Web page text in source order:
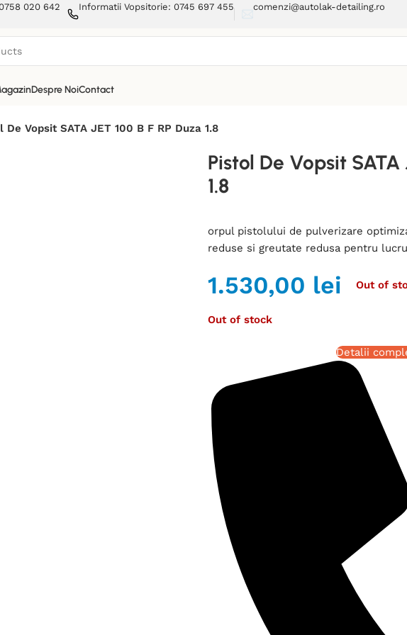
020 642 Informatii Vopsitorie: 0745 697 455 comenzi@autolak-detailing.ro
Despre NoiContact
De Vopsit SATA JET 100 B F RP Duza 1.8
Pistol De Vopsit SATA
1.8
orpul pistolului de pulverizare
reduse si greutate redusa pentru
1.530,00 lei Out of
Out of stock
Detalii